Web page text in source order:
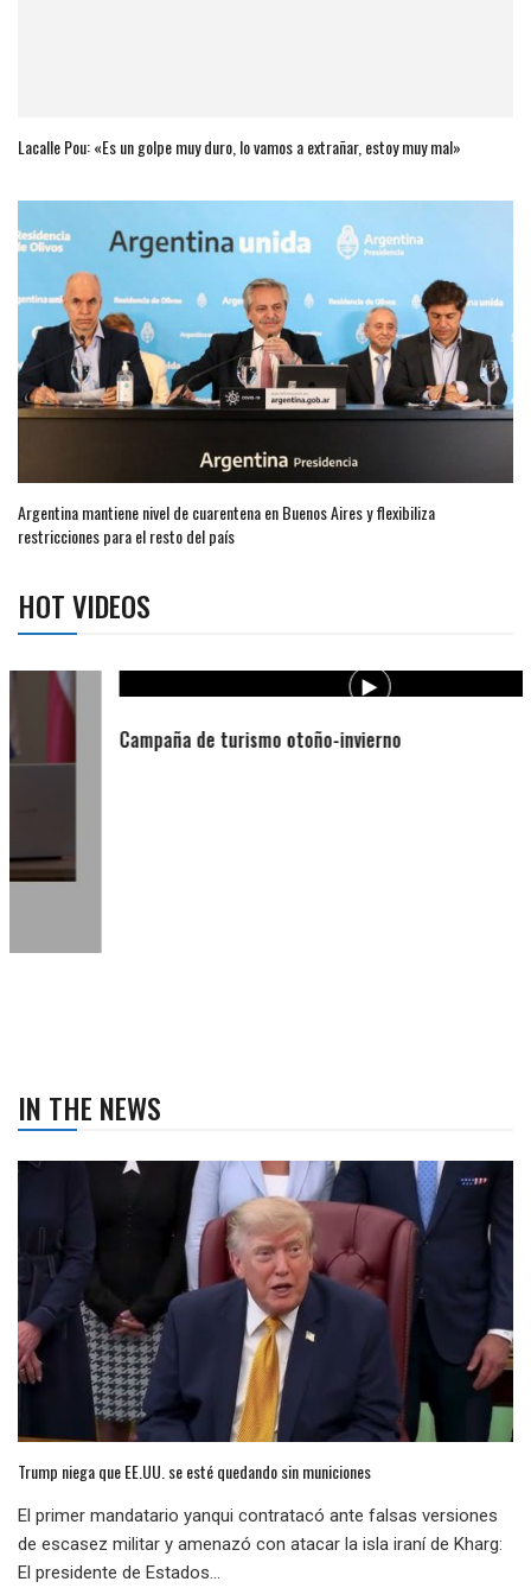
Lacalle Pou: «Es un golpe muy duro, lo vamos a extrañar, estoy muy mal»
Argentina mantiene nivel de cuarentena en Buenos Aires y flexibiliza
restricciones para el resto del país
HOT VIDEOS
Campaña de turismo otoño-invierno
IN THE NEWS
Trump niega que EE.UU. se esté quedando sin municiones
El primer mandatario yanqui contratacó ante falsas versiones
de escasez militar y amenazó con atacar la isla iraní de Kharg:
El presidente de Estados...